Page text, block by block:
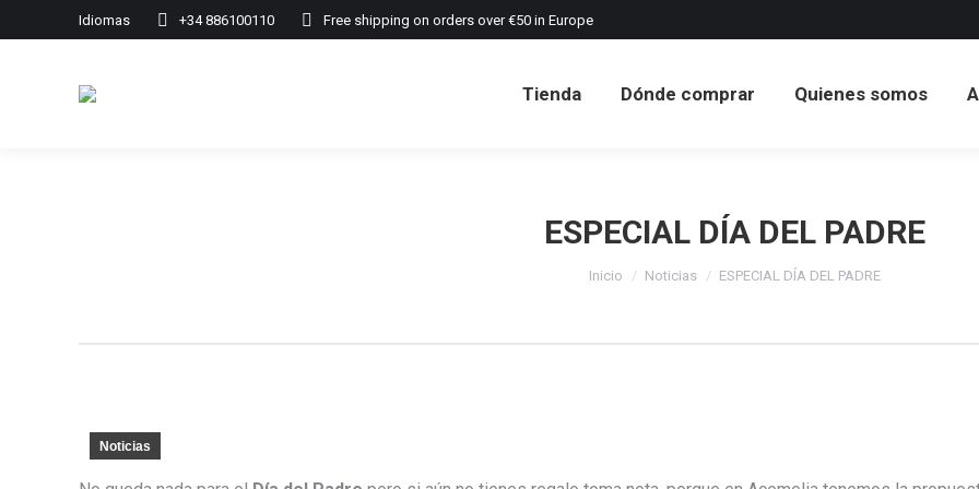
Idiomas +34 886100110 Free shipping on orders over €50 in Europe
Tienda Dónde comprar Quienes somos
ESPECIAL DÍA DEL PADRE
Estás aquí:
Inicio Noticias ESPECIAL DÍA DEL PADRE
Noticias
Tienda Dónde comprar Quienes somos